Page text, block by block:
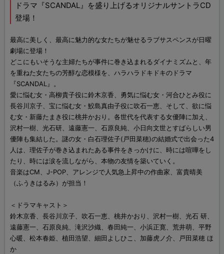
ドラマ『SCANDAL』を盛り上げるオリジナルサントラCD
登場！
最高に美しく、最高に魅力的な女たちが魅せるラブサスペンスが日曜
劇場に登場！
どこにもいそうな主婦たちが事件に巻き込まれるダイナミズムと、年
を重ねた女たちの芳醇な恋模様を、ハラハラドキドキのドラマ
『SCANDAL』。
愛に悩む女・高柳貴子役に鈴木京香、勇気に悩む女・河合ひとみ役に
長谷川京子、宝に悩む女・鮫島真由子役に吹石一恵、そして、欲に悩
む女・新藤たまき役に桃井かおり。各世代を代表する女優陣に加え、
沢村一樹、光石研、遠藤憲一、石原良純、小日向文世とすばらしい男
優陣も集結した。謎の女・白石理佐子(戸田菜穂)の結婚式で出会った4
人は、理佐子が巻き込まれたある事件をきっかけに、時には喧嘩をし
たり、時には涙を流しながら、本物の友情を築いていく。
音楽はCM、J-POP、アレンジで人気急上昇中の作曲家、富貴晴美
（ふうきはるみ）が担当！
＜ドラマキャスト＞
鈴木京香、長谷川京子、吹石一恵、桃井かおり、沢村一樹、光石 研、
遠藤憲一、石原良純、滝沢沙織、春田純一、小浜正寛、荒井萌、平野
心暖、松本春姫、植田浩望、細田よしひこ、加藤虎ノ介、戸田菜穂 ほ
か